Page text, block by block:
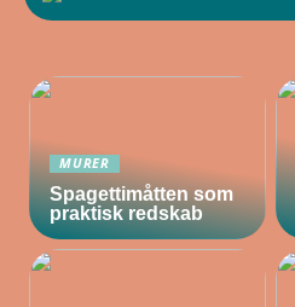
MURER
Spagettimåtten som
praktisk redskab